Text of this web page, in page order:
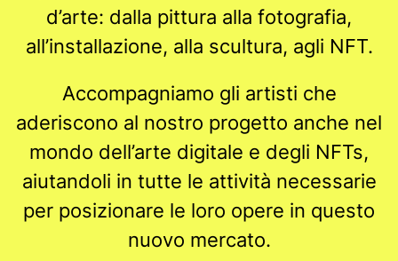
d’arte: dalla pittura alla fotografia,
all’installazione, alla scultura, agli NFT.
Accompagniamo gli artisti che
aderiscono al nostro progetto anche nel
mondo dell’arte digitale e degli NFTs,
aiutandoli in tutte le attività necessarie
per posizionare le loro opere in questo
nuovo mercato.